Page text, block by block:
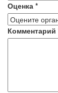
Оценка *
Комментарий